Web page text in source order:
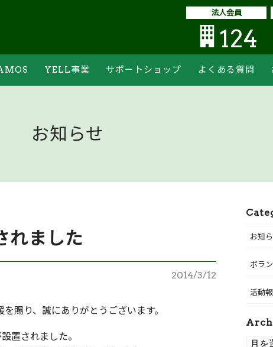
法人会員
124
YELL事業 サポートショップ よくある質問
お知らせ
れました
2014/3/12
賜り、誠にありがとうございます。
置されました。
お知
ボラ
活動